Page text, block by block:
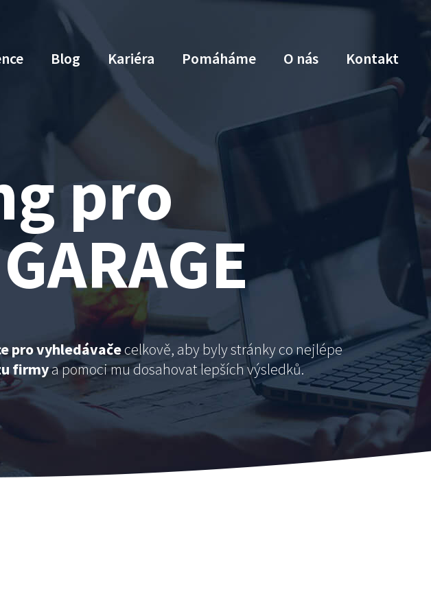
Blog Kariéra Pomáháme O nás Kontakt
pro
pro vyhledávačecelkově, aby byly stránky co nejlépe
firmya pomoci mu dosahovat lepších výsledků.